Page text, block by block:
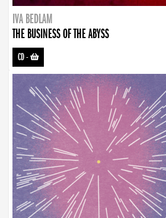
IVA BEDLAM
THE BUSINESS OF THE ABYSS
CD-